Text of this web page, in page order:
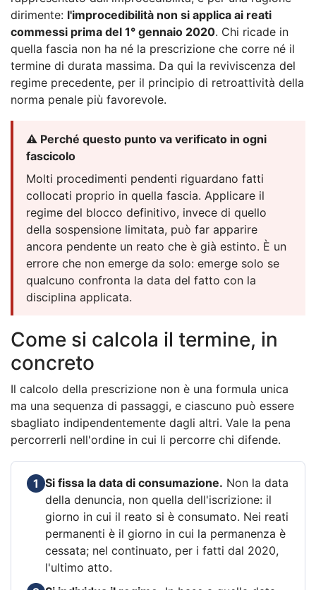
dirimente: l'improcedibilità non si applica ai reati
commessi prima del 1° gennaio 2020. Chi ricade in
quella fascia non ha né la prescrizione che corre né il
termine di durata massima. Da qui la reviviscenza del
regime precedente, per il principio di retroattività della
norma penale più favorevole.
⚠️ Perché questo punto va verificato in ogni
fascicolo
Molti procedimenti pendenti riguardano fatti
collocati proprio in quella fascia. Applicare il
regime del blocco definitivo, invece di quello
della sospensione limitata, può far apparire
ancora pendente un reato che è già estinto. È un
errore che non emerge da solo: emerge solo se
qualcuno confronta la data del fatto con la
disciplina applicata.
Come si calcola il termine, in
concreto
Il calcolo della prescrizione non è una formula unica
ma una sequenza di passaggi, e ciascuno può essere
sbagliato indipendentemente dagli altri. Vale la pena
percorrerli nell'ordine in cui li percorre chi difende.
1 Si fissa la data di consumazione. Non la data
della denuncia, non quella dell'iscrizione: il
giorno in cui il reato si è consumato. Nei reati
permanenti è il giorno in cui la permanenza è
cessata; nel continuato, per i fatti dal 2020,
l'ultimo atto.